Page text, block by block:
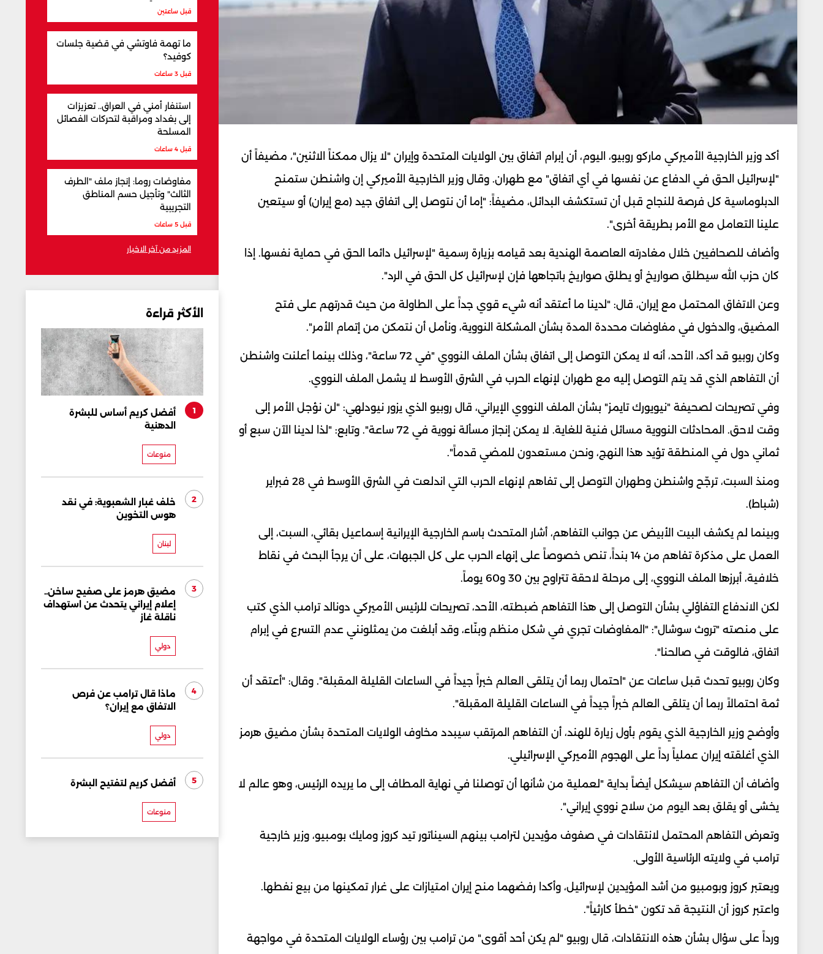
أكد وزير الخارجية الأميركي ماركو روبيو، اليوم، أن إبرام اتفاق بين الولايات المتحدة وإيران "لا يزال ممكناً الاثنين"، مضيفاً أن
"لإسرائيل الحق في الدفاع عن نفسها في أي اتفاق" مع طهران. وقال وزير الخارجية الأميركي إن واشنطن ستمنح
الدبلوماسية كل فرصة للنجاح قبل أن تستكشف البدائل، مضيفاً: "إما أن نتوصل إلى اتفاق جيد (مع إيران) أو سيتعين
علينا التعامل مع الأمر بطريقة أخرى".
وأضاف للصحافيين خلال مغادرته العاصمة الهندية بعد قيامه بزيارة رسمية "لإسرائيل دائما الحق في حماية نفسها. إذا
كان حزب الله سيطلق صواريخ أو يطلق صواريخ باتجاهها فإن لإسرائيل كل الحق في الرد".
وعن الاتفاق المحتمل مع إيران، قال: "لدينا ما أعتقد أنه شيء قوي جداً على الطاولة من حيث قدرتهم على فتح
المضيق، والدخول في مفاوضات محددة المدة بشأن المشكلة النووية، ونأمل أن نتمكن من إتمام الأمر".
وكان روبيو قد أكد، الأحد، أنه لا يمكن التوصل إلى اتفاق بشأن الملف النووي "في 72 ساعة"، وذلك بينما أعلنت واشنطن
أن التفاهم الذي قد يتم التوصل إليه مع طهران لإنهاء الحرب في الشرق الأوسط لا يشمل الملف النووي.
وفي تصريحات لصحيفة "نيويورك تايمز" بشأن الملف النووي الإيراني، قال روبيو الذي يزور نيودلهي: "لن نؤجل الأمر إلى
وقت لاحق. المحادثات النووية مسائل فنية للغاية. لا يمكن إنجاز مسألة نووية في 72 ساعة". وتابع: "لذا لدينا الآن سبع أو
ثماني دول في المنطقة تؤيد هذا النهج، ونحن مستعدون للمضي قدماً".
ومنذ السبت، ترجّح واشنطن وطهران التوصل إلى تفاهم لإنهاء الحرب التي اندلعت في الشرق الأوسط في 28 فبراير
(شباط).
وبينما لم يكشف البيت الأبيض عن جوانب التفاهم، أشار المتحدث باسم الخارجية الإيرانية إسماعيل بقائي، السبت، إلى
العمل على مذكرة تفاهم من 14 بنداً، تنص خصوصاً على إنهاء الحرب على كل الجبهات، على أن يرجأ البحث في نقاط
خلافية، أبرزها الملف النووي، إلى مرحلة لاحقة تتراوح بين 30 و60 يوماً.
لكن الاندفاع التفاؤلي بشأن التوصل إلى هذا التفاهم ضبطته، الأحد، تصريحات للرئيس الأميركي دونالد ترامب الذي كتب
على منصته "تروث سوشال": "المفاوضات تجري في شكل منظم وبنّاء، وقد أبلغت من يمثلونني عدم التسرع في إبرام
اتفاق، فالوقت في صالحنا".
وكان روبيو تحدث قبل ساعات عن "احتمال ربما أن يتلقى العالم خبراً جيداً في الساعات القليلة المقبلة". وقال: "أعتقد أن
ثمة احتمالاً ربما أن يتلقى العالم خبراً جيداً في الساعات القليلة المقبلة".
وأوضح وزير الخارجية الذي يقوم بأول زيارة للهند، أن التفاهم المرتقب سيبدد مخاوف الولايات المتحدة بشأن مضيق هرمز
الذي أغلقته إيران عملياً رداً على الهجوم الأميركي الإسرائيلي.
وأضاف أن التفاهم سيشكل أيضاً بداية "لعملية من شأنها أن توصلنا في نهاية المطاف إلى ما يريده الرئيس، وهو عالم لا
يخشى أو يقلق بعد اليوم من سلاح نووي إيراني".
وتعرض التفاهم المحتمل لانتقادات في صفوف مؤيدين لترامب بينهم السيناتور تيد كروز ومايك بومبيو، وزير خارجية
ترامب في ولايته الرئاسية الأولى.
ويعتبر كروز وبومبيو من أشد المؤيدين لإسرائيل، وأكدا رفضهما منح إيران امتيازات على غرار تمكينها من بيع نفطها.
واعتبر كروز أن النتيجة قد تكون "خطأ كارثياً".
ورداً على سؤال بشأن هذه الانتقادات، قال روبيو "لم يكن أحد أقوى" من ترامب بين رؤساء الولايات المتحدة في مواجهة
قبل ساعتين
ما تهمة فاوتشي في قضية جلسات
كوفيد؟
قبل 3 ساعات
استنفار أمني في العراق.. تعزيزات
إلى بغداد ومراقبة لتحركات الفصائل
المسلحة
قبل 4 ساعات
مفاوضات روما: إنجاز ملف "الطرف
الثالث" وتأجيل حسم المناطق
التجريبية
قبل 5 ساعات
المزيد من آخر الاخبار
الأكثر قراءة
1
أفضل كريم أساس للبشرة
الدهنية
منوعات
2
خلف غبار الشعبوية: في نقد
هوس التخوين
لبنان
3
مضيق هرمز على صفيح ساخن..
إعلام إيراني يتحدث عن استهداف
ناقلة غاز
دولي
4
ماذا قال ترامب عن فرص
الاتفاق مع إيران؟
دولي
5 أفضل كريم لتفتيح البشرة
منوعات